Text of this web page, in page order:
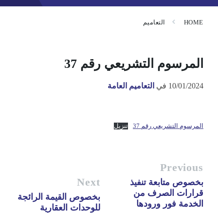
HOME التعاميم
المرسوم التشريعي رقم 37
10/01/2024 في التعاميم العامة
المرسوم التشريعي رقم 37 تنزيل
Previous
بخصوص متابعة تنفيذ
قرارات الصرف من
الخدمة فور ورودها
Next
بخصوص القيمة الرائجة
للوحدات العقارية